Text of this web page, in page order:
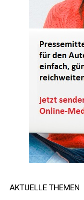
AKTUELLE THEMEN